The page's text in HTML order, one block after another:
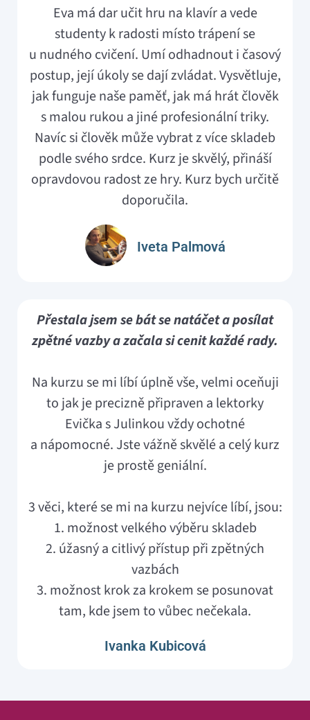
Eva má dar učit hru na klavír a vede
studenty k radosti místo trápení se
u nudného cvičení. Umí odhadnout i časový
postup, její úkoly se dají zvládat. Vysvětluje,
jak funguje naše paměť, jak má hrát člověk
s malou rukou a jiné profesionální triky.
Navíc si člověk může vybrat z více skladeb
podle svého srdce. Kurz je skvělý, přináší
opravdovou radost ze hry. Kurz bych určitě
doporučila.
Iveta Palmová
Přestala jsem se bát se natáčet a posílat
zpětné vazby a začala si cenit každé rady.
Na kurzu se mi líbí úplně vše, velmi oceňuji
to jak je precizně připraven a lektorky
Evička s Julinkou vždy ochotné
a nápomocné. Jste vážně skvělé a celý kurz
je prostě geniální.
3 věci, které se mi na kurzu nejvíce líbí, jsou:
1. možnost velkého výběru skladeb
2. úžasný a citlivý přístup při zpětných
vazbách
3. možnost krok za krokem se posunovat
tam, kde jsem to vůbec nečekala.
Ivanka Kubicová